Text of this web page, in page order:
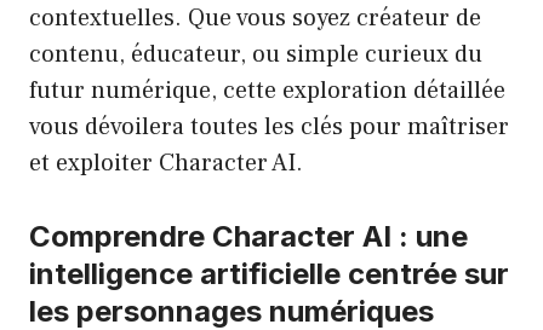
contextuelles. Que vous soyez créateur de
contenu, éducateur, ou simple curieux du
futur numérique, cette exploration détaillée
vous dévoilera toutes les clés pour maîtriser
et exploiter Character AI.
Comprendre Character AI : une
intelligence artificielle centrée sur
les personnages numériques